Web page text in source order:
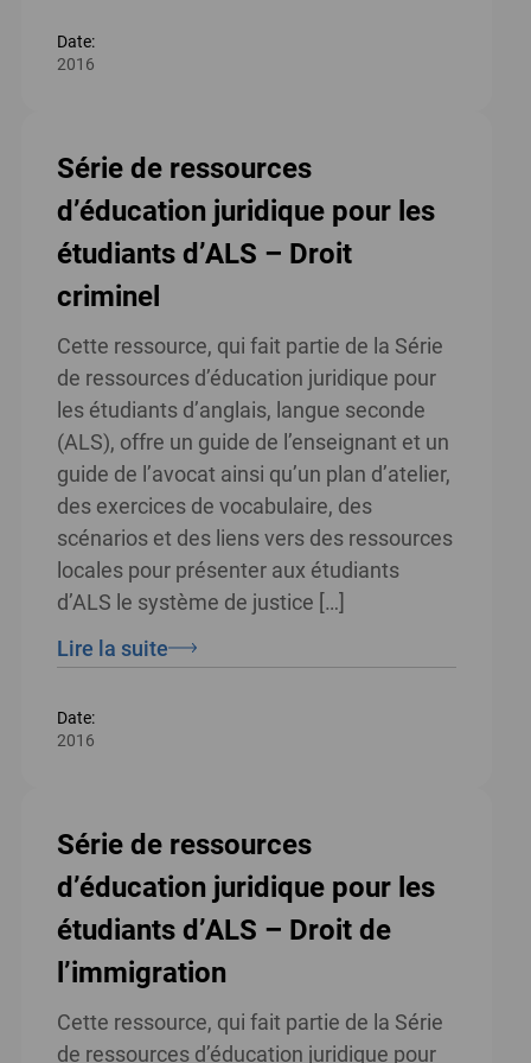
Date:
2016
Série de ressources
d’éducation juridique pour les
étudiants d’ALS – Droit
criminel
Cette ressource, qui fait partie de la Série
de ressources d’éducation juridique pour
les étudiants d’anglais, langue seconde
(ALS), offre un guide de l’enseignant et un
guide de l’avocat ainsi qu’un plan d’atelier,
des exercices de vocabulaire, des
scénarios et des liens vers des ressources
locales pour présenter aux étudiants
d’ALS le système de justice […]
Lire la suite
Date:
2016
Série de ressources
d’éducation juridique pour les
étudiants d’ALS – Droit de
l’immigration
Cette ressource, qui fait partie de la Série
de ressources d’éducation juridique pour